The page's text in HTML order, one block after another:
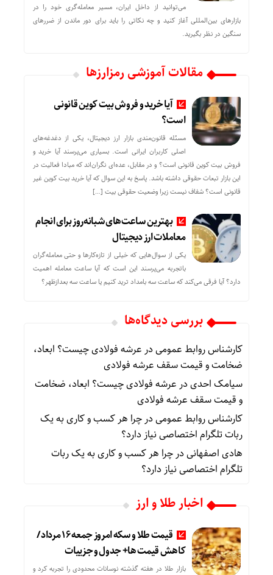
می‌توانید از داخل ایران، مسیر معامله‌گری خود را در
بازارهای بین‌المللی آغاز کنید و چه نکاتی را باید برای دور ماندن از ضررهای
سنگین در نظر بگیرید.
مقالات آموزشی رمزارزها
آیا خرید و فروش بیت کوین قانونی
است؟
مسئله قانون‌مندی بازار ارز دیجیتال، یکی از دغدغه‌های
اصلی کاربران ایرانی است. بسیاری می‌پرسند آیا خرید و
فروش بیت کوین قانونی است؟ و در مقابل، عده‌ای نگران‌اند که مبادا فعالیت در
این بازار تبعات حقوقی داشته باشد. پاسخ به این سوال که آیا خرید بیت کوین غیر
قانونی است؟ شفاف نیست زیرا وضعیت حقوقی بیت‌ […]
بهترین ساعت‌های شبانه‌روز برای انجام
معاملات ارز دیجیتال
یکی از سوال‌هایی که خیلی از تازه‌کارها و حتی معامله‌گران
باتجربه می‌پرسند این است که آیا ساعت معامله اهمیت
دارد؟ آیا فرقی می‌کند که ساعت سه بامداد ترید کنیم یا ساعت سه بعدازظهر؟
بررسی دیدگاه‌ها
کارشناس روابط عمومیدر عرشه فولادی چیست؟ ابعاد،
ضخامت و قیمت سقف عرشه فولادی
سیامک احدیدر عرشه فولادی چیست؟ ابعاد، ضخامت
و قیمت سقف عرشه فولادی
کارشناس روابط عمومیدرچرا هر کسب‌ و کاری به یک
ربات تلگرام اختصاصی نیاز دارد؟
هادی اصفهانیدرچرا هر کسب‌ و کاری به یک ربات
تلگرام اختصاصی نیاز دارد؟
اخبار طلا و ارز
قیمت طلا و سکه امروز جمعه ۱۶ مرداد/
کاهش قیمت ها+ جدول و جزییات
بازار طلا در هفته گذشته نوسانات محدودی را تجربه کرد و